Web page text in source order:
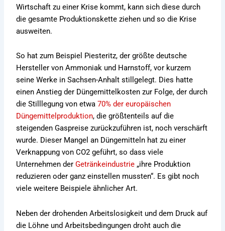
Wirtschaft zu einer Krise kommt, kann sich diese durch
die gesamte Produktionskette ziehen und so die Krise
ausweiten.
So hat zum Beispiel Piesteritz, der größte deutsche
Hersteller von Ammoniak und Harnstoff, vor kurzem
seine Werke in Sachsen-Anhalt stillgelegt. Dies hatte
einen Anstieg der Düngemittelkosten zur Folge, der durch
die Stilllegung von etwa70% der europäischen
Düngemittelproduktion, die größtenteils auf die
steigenden Gaspreise zurückzuführen ist, noch verschärft
wurde. Dieser Mangel an Düngemitteln hat zu einer
Verknappung von CO2 geführt, so dass viele
Unternehmen derGetränkeindustrie „ihre Produktion
reduzieren oder ganz einstellen mussten“. Es gibt noch
viele weitere Beispiele ähnlicher Art.
Neben der drohenden Arbeitslosigkeit und dem Druck auf
die Löhne und Arbeitsbedingungen droht auch die